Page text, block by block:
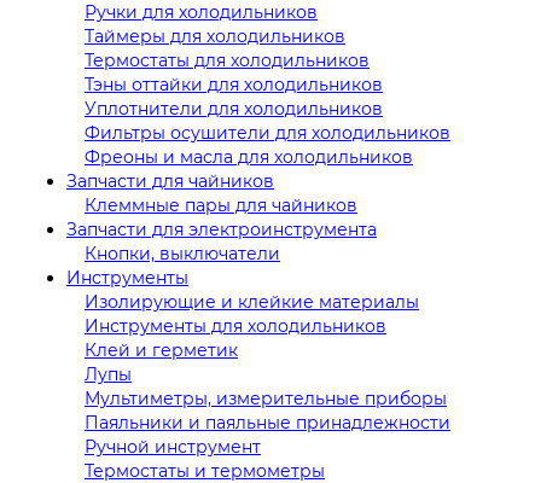
Ручки для холодильников
Таймеры для холодильников
Термостаты для холодильников
Тэны оттайки для холодильников
Уплотнители для холодильников
Фильтры осушители для холодильников
Фреоны и масла для холодильников
Запчасти для чайников
Клеммные пары для чайников
Запчасти для электроинструмента
Кнопки, выключатели
Инструменты
Изолирующие и клейкие материалы
Инструменты для холодильников
Клей и герметик
Лупы
Мультиметры, измерительные приборы
Паяльники и паяльные принадлежности
Ручной инструмент
Термостаты и термометры